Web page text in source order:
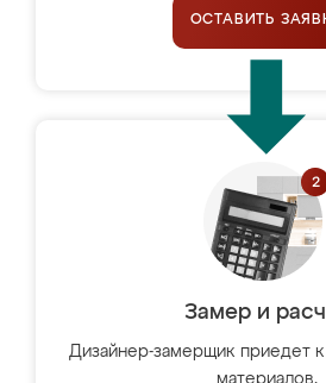
ОСТАВИТЬ
Замер и
Дизайнер-замерщик приедет
материалов,